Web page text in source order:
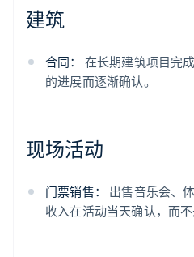
建筑
合同：
在长期建筑项目完
的进展而逐渐确认。
现场活动
门票销售：
出售音乐会、
收入在活动当天确认，而